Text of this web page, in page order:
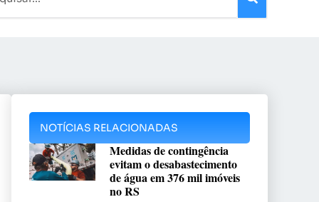
NOTÍCIAS RELACIONADAS
Medidas de contingência
evitam o desabastecimento
de água em 376 mil imóveis
no RS